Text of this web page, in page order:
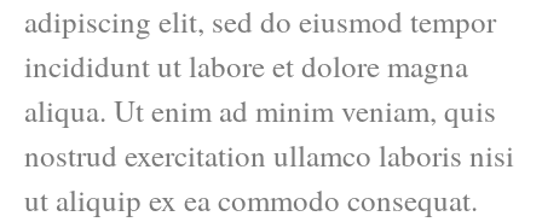
adipiscing elit, sed do eiusmod tempor
incididunt ut labore et dolore magna
aliqua. Ut enim ad minim veniam, quis
nostrud exercitation ullamco laboris nisi
ut aliquip ex ea commodo consequat.